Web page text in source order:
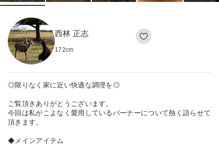
西林 正志
172cm
◎限りなく家に近い快適な調理を◎
ご覧頂きありがとうございます。
今回は私がこよなく愛用しているバーナーについて熱く語らせて
頂きます。
◆メインアイテム